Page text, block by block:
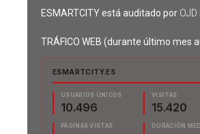
ESMARTCITY está auditado por
TRÁFICO WEB (durante último mes